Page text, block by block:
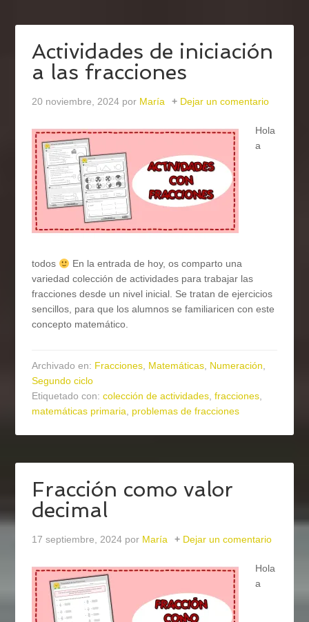
Actividades de iniciación
a las fracciones
20 noviembre, 2024 por María Dejar un comentario
Hola
a
todos
En la entrada de hoy, os comparto una
variedad colección de actividades para trabajar las
fracciones desde un nivel inicial. Se tratan de ejercicios
sencillos, para que los alumnos se familiaricen con este
concepto matemático.
Archivado en: Fracciones, Matemáticas, Numeración,
Segundo ciclo
Etiquetado con:colección de actividades,fracciones,
matemáticas primaria, problemas de fracciones
Fracción como valor
decimal
17 septiembre, 2024 por María Dejar un comentario
Hola
a